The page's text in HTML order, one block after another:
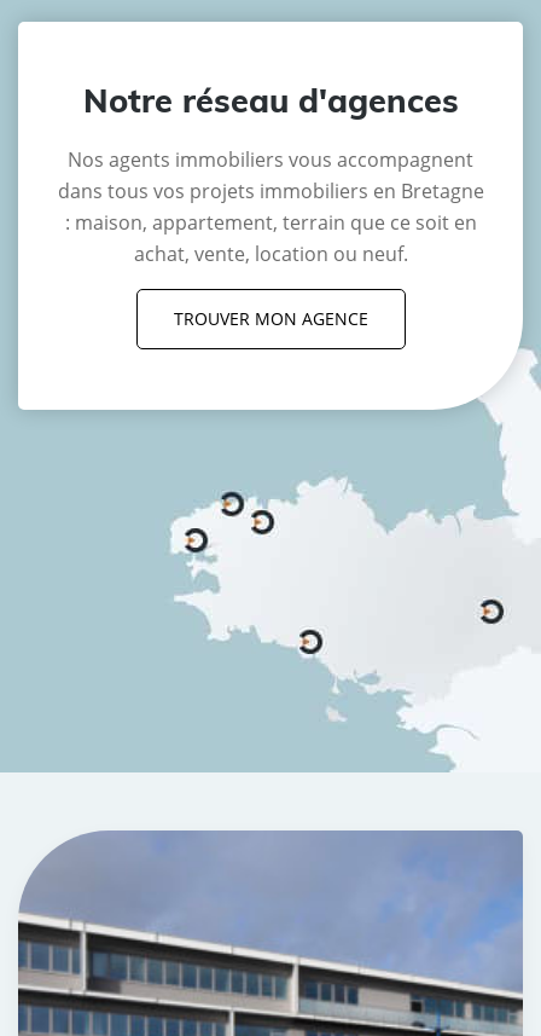
Notre réseau d'agences
Nos agents immobiliers vous accompagnent
dans tous vos projets immobiliers en Bretagne
: maison, appartement, terrain que ce soit en
achat, vente, location ou neuf.
TROUVER MON AGENCE